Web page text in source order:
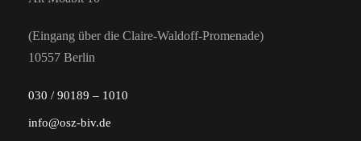
(Eingang über die Claire-Waldoff-Promenade)
10557 Berlin
030 / 90189 – 1010
info@osz-biv.de